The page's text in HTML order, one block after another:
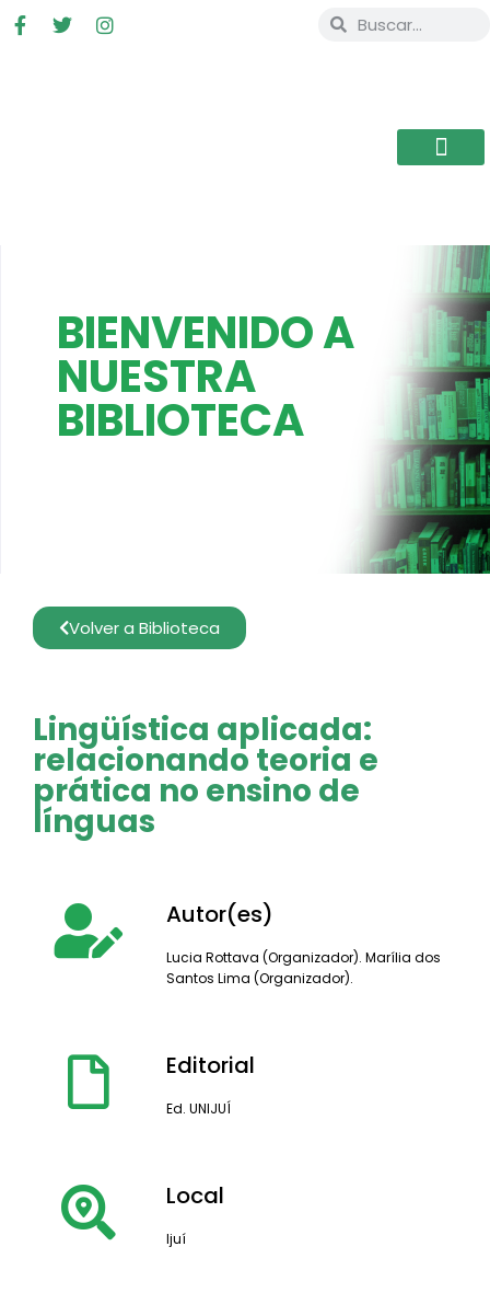
BIENVENIDO A
NUESTRA
BIBLIOTECA
Volver a Biblioteca
Lingüística aplicada:
relacionando teoria e
prática no ensino de
línguas
Autor(es)
Lucia Rottava (Organizador). Marília dos
Santos Lima (Organizador).
Editorial
Ed. UNIJUÍ
Local
Ijuí